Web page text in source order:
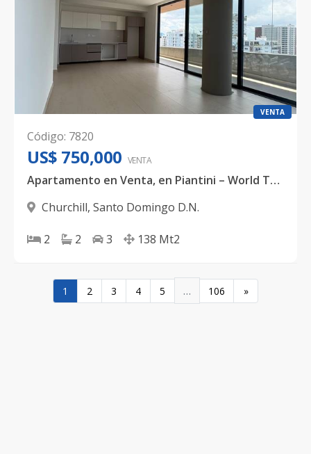
VENTA
Código: 7820
US$ 750,000 VENTA
Apartamento en Venta, en Piantini – World Trade Center, BlueMall
Churchill, Santo Domingo D.N.
2 2 3 138 Mt2
1 2 3 4 5 … 106 »